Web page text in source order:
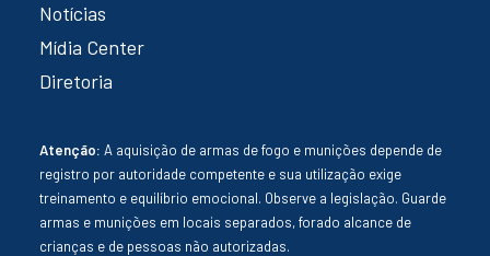
Notícias
Mídia Center
Diretoria
Atenção: A aquisição de armas de fogo e munições depende de
registro por autoridade competente e sua utilização exige
treinamento e equilíbrio emocional. Observe a legislação. Guarde
armas e munições em locais separados, forado alcance de
crianças e de pessoas não autorizadas.